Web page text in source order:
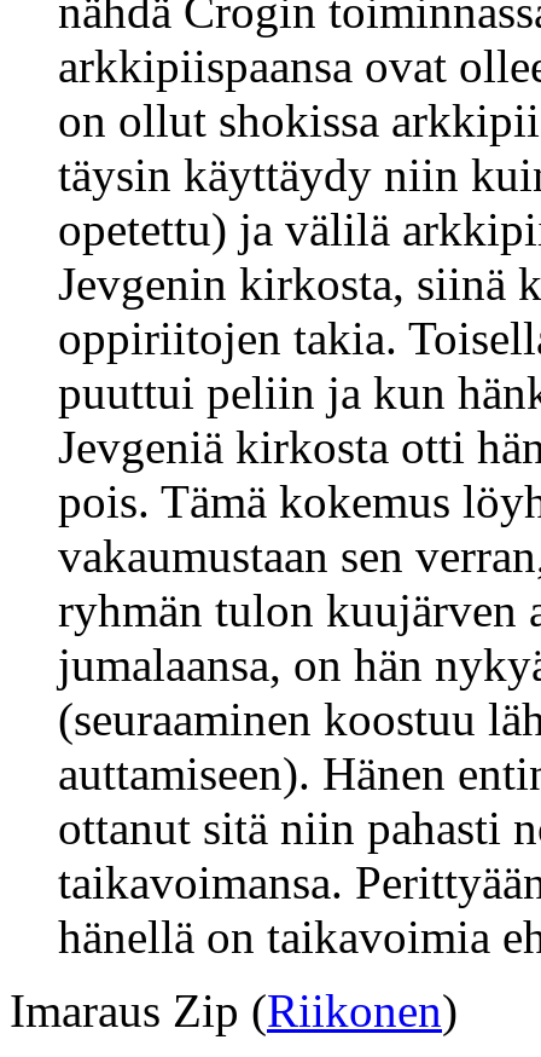
nähdä Crogin
arkkipiispaansa ovat
on ollut shokissa
täysin käyttäydy niin
opetettu) ja välilä
Jevgenin kirkosta, siinä
oppiriitojen takia.
puuttui peliin ja kun
Jevgeniä kirkosta otti
pois. Tämä kokemus
vakaumustaan sen
ryhmän tulon kuujärven
jumalaansa, on hän
(seuraaminen koostuu
auttamiseen). Hänen
ottanut sitä niin pahasti
taikavoimansa.
hänellä on taikavoimia
Imaraus Zip (Riikonen)